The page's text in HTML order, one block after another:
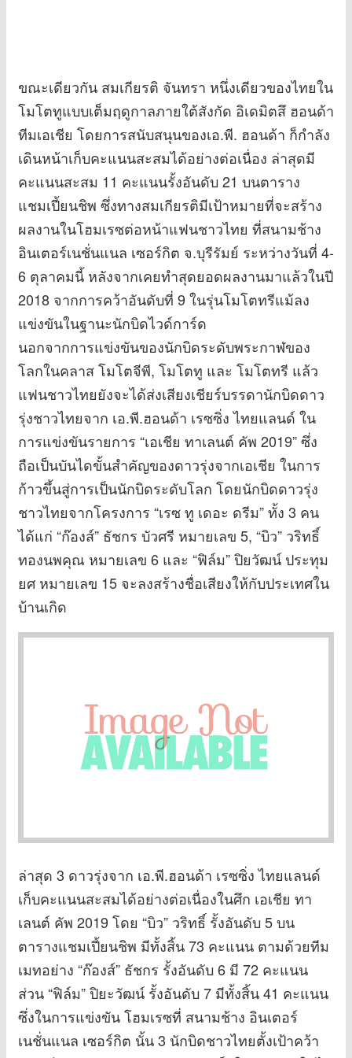
ขณะเดียวกัน สมเกียรติ จันทรา หนึ่งเดียวของไทยใน
โมโตทูแบบเต็มฤดูกาลภายใต้สังกัด อิเดมิตสึ ฮอนด้า
ทีมเอเชีย โดยการสนับสนุนของเอ.พี. ฮอนด้า ก็กำลัง
เดินหน้าเก็บคะแนนสะสมได้อย่างต่อเนื่อง ล่าสุดมี
คะแนนสะสม 11 คะแนนรั้งอันดับ 21 บนตาราง
แชมเปี้ยนชิพ ซึ่งทางสมเกียรติมีเป้าหมายที่จะสร้าง
ผลงานในโฮมเรซต่อหน้าแฟนชาวไทย ที่สนามช้าง
อินเตอร์เนชั่นแนล เซอร์กิต จ.บุรีรัมย์ ระหว่างวันที่ 4-
6 ตุลาคมนี้ หลังจากเคยทำสุดยอดผลงานมาแล้วในปี
2018 จากการคว้าอันดับที่ 9 ในรุ่นโมโตทรีแม้ลง
แข่งขันในฐานะนักบิดไวด์การ์ด
นอกจากการแข่งขันของนักบิดระดับพระกาฬของ
โลกในคลาส โมโตจีพี, โมโตทู และ โมโตทรี แล้ว
แฟนชาวไทยยังจะได้ส่งเสียงเชียร์บรรดานักบิดดาว
รุ่งชาวไทยจาก เอ.พี.ฮอนด้า เรซซิ่ง ไทยแลนด์ ใน
การแข่งขันรายการ “เอเชีย ทาเลนต์ คัพ 2019” ซึ่ง
ถือเป็นบันไดขั้นสำคัญของดาวรุ่งจากเอเชีย ในการ
ก้าวขึ้นสู่การเป็นนักบิดระดับโลก โดยนักบิดดาวรุ่ง
ชาวไทยจากโครงการ “เรซ ทู เดอะ ดรีม” ทั้ง 3 คน
ได้แก่ “ก๊องส์” ธัชกร บัวศรี หมายเลข 5, “บิว” วริทธิ์
ทองนพคุณ หมายเลข 6 และ “ฟิล์ม” ปิยวัฒน์ ประทุม
ยศ หมายเลข 15 จะลงสร้างชื่อเสียงให้กับประเทศใน
บ้านเกิด
ล่าสุด 3 ดาวรุ่งจาก เอ.พี.ฮอนด้า เรซซิ่ง ไทยแลนด์
เก็บคะแนนสะสมได้อย่างต่อเนื่องในศึก เอเชีย ทา
เลนต์ คัพ 2019 โดย “บิว” วริทธิ์ รั้งอันดับ 5 บน
ตารางแชมเปี้ยนชิพ มีทั้งสิ้น 73 คะแนน ตามด้วยทีม
เมทอย่าง “ก๊องส์” ธัชกร รั้งอันดับ 6 มี 72 คะแนน
ส่วน “ฟิล์ม” ปิยะวัฒน์ รั้งอันดับ 7 มีทั้งสิ้น 41 คะแนน
ซึ่งในการแข่งขัน โฮมเรซที่ สนามช้าง อินเตอร์
เนชั่นแนล เซอร์กิต นั้น 3 นักบิดชาวไทยตั้งเป้าคว้า